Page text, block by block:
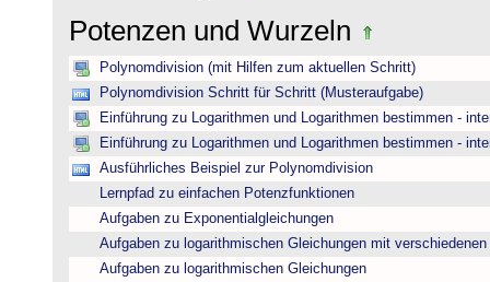
Potenzen und Wurzeln
Polynomdivision (mit Hilfen zum aktuellen Schritt)
Polynomdivision Schritt für Schritt (Musteraufgabe)
Einführung zu Logarithmen und Logarithmen bestimmen -
Einführung zu Logarithmen und Logarithmen bestimmen -
Ausführliches Beispiel zur Polynomdivision
Lernpfad zu einfachen Potenzfunktionen
Aufgaben zu Exponentialgleichungen
Aufgaben zu logarithmischen Gleichungen mit verschiedenen
Aufgaben zu logarithmischen Gleichungen